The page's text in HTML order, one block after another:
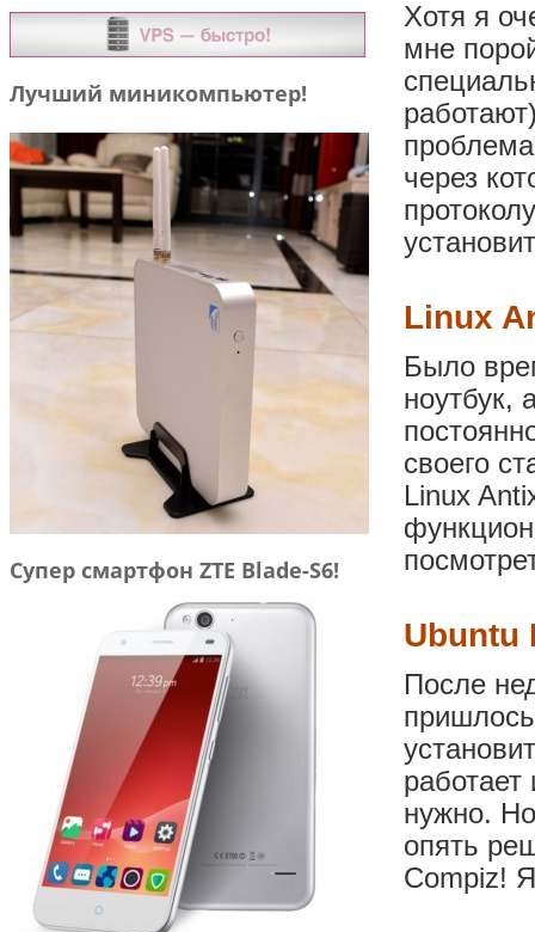
Хотя я
мне
через
Linux
Было
ноутбук,
своего
Linux
Ubuntu
После
работает
нужно.
опять
Compiz!
Лучший миникомпьютер!
Супер смартфон ZTE Blade-S6!